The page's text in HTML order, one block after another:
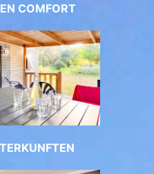
COMFORT